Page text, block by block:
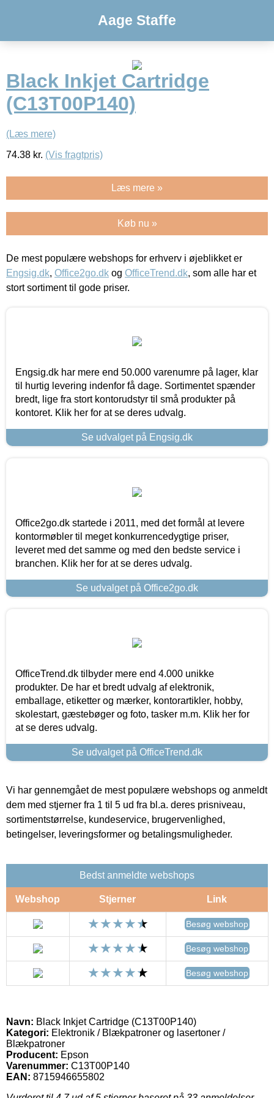
Aage Staffe
Black Inkjet Cartridge
(C13T00P140)
(Læs mere)
74.38 kr. (Vis fragtpris)
Læs mere »
Køb nu »
De mest populære webshops for erhverv i øjeblikket er
Engsig.dk, Office2go.dk og OfficeTrend.dk, som alle har et
stort sortiment til gode priser.
Engsig.dk har mere end 50.000 varenumre på lager, klar
til hurtig levering indenfor få dage. Sortimentet spænder
bredt, lige fra stort kontorudstyr til små produkter på
kontoret. Klik her for at se deres udvalg.
Se udvalget på Engsig.dk
Office2go.dk startede i 2011, med det formål at levere
kontormøbler til meget konkurrencedygtige priser,
leveret med det samme og med den bedste service i
branchen. Klik her for at se deres udvalg.
Se udvalget på Office2go.dk
OfficeTrend.dk tilbyder mere end 4.000 unikke
produkter. De har et bredt udvalg af elektronik,
emballage, etiketter og mærker, kontorartikler, hobby,
skolestart, gæstebøger og foto, tasker m.m. Klik her for
at se deres udvalg.
Se udvalget på OfficeTrend.dk
Vi har gennemgået de mest populære webshops og anmeldt
dem med stjerner fra 1 til 5 ud fra bl.a. deres prisniveau,
sortimentstørrelse, kundeservice, brugervenlighed,
betingelser, leveringsformer og betalingsmuligheder.
Bedst anmeldte webshops
Webshop Stjerner Link
Besøg webshop
Besøg webshop
Besøg webshop
Navn: Black Inkjet Cartridge (C13T00P140)
Kategori: Elektronik / Blækpatroner og lasertoner /
Blækpatroner
Producent: Epson
Varenummer: C13T00P140
EAN: 8715946655802